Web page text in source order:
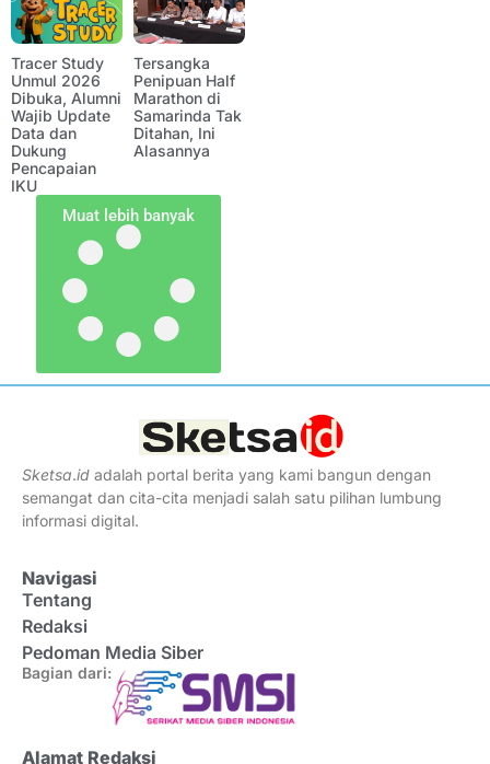
Tracer Study
Unmul 2026
Dibuka, Alumni
Wajib Update
Data dan
Dukung
Pencapaian
IKU
Tersangka
Penipuan Half
Marathon di
Samarinda Tak
Ditahan, Ini
Alasannya
Muat lebih banyak
Sketsa.id adalah portal berita yang kami bangun dengan
semangat dan cita-cita menjadi salah satu pilihan lumbung
informasi digital.
Navigasi
Tentang
Redaksi
Pedoman Media Siber
Bagian dari:
Alamat Redaksi